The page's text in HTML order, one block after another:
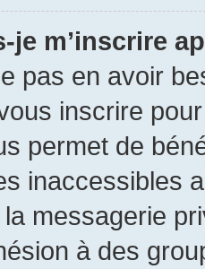
je m’inscrire
pas en avoir
inscrire
permet de
inaccessibles
messagerie
à des